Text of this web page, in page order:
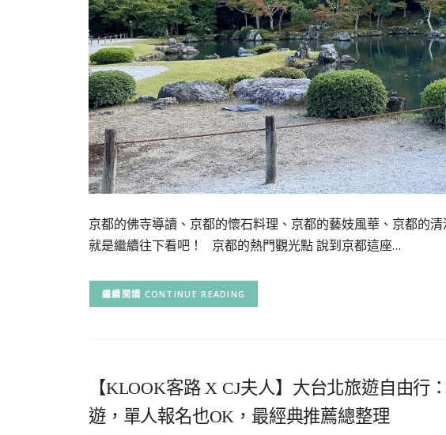
京都的佛寺導讀、京都的懷石料理、京都的藝妓風華、京都的
就是繼續往下看吧！ 京都的熱門觀光點 說到京都這座…
CONTINUE READING
【KLOOK客路 X CJ夫人】大台北旅遊自由行
遊，單人報名也OK，最經典推薦總整理